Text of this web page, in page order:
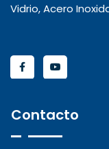
Vidrio, Acero
Contacto